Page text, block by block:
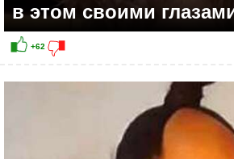
в этом своими